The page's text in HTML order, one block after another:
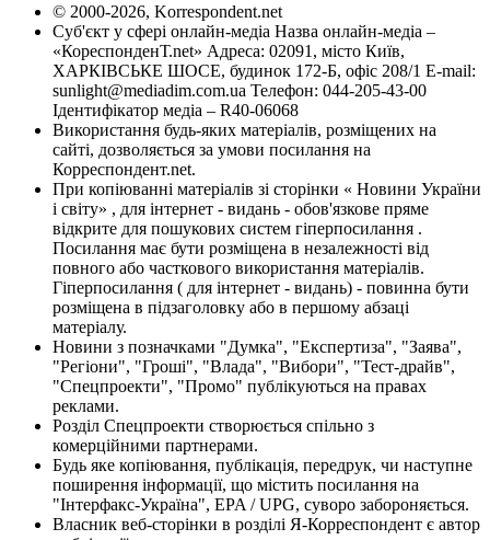
© 2000-2026, Korrespondent.net
Суб'єкт у сфері онлайн-медіа Назва онлайн-медіа –
«КореспонденТ.net» Адреса: 02091, місто Київ,
ХАРКІВСЬКЕ ШОСЕ, будинок 172-Б, офіс 208/1 E-mail:
sunlight@mediadim.com.ua Телефон: 044-205-43-00
Ідентифікатор медіа – R40-06068
Використання будь-яких матеріалів, розміщених на
сайті, дозволяється за умови посилання на
Корреспондент.net.
При копіюванні матеріалів зі сторінки « Новини України
і світу» , для інтернет - видань - обов'язкове пряме
відкрите для пошукових систем гіперпосилання .
Посилання має бути розміщена в незалежності від
повного або часткового використання матеріалів.
Гіперпосилання ( для інтернет - видань) - повинна бути
розміщена в підзаголовку або в першому абзаці
матеріалу.
Новини з позначками "Думка", "Експертиза", "Заява",
"Регіони", "Гроші", "Влада", "Вибори", "Тест-драйв",
"Спецпроекти", "Промо" публікуються на правах
реклами.
Розділ Спецпроекти створюється спільно з
комерційними партнерами.
Будь яке копіювання, публікація, передрук, чи наступне
поширення інформації, що містить посилання на
"Інтерфакс-Україна", EPA / UPG, суворо забороняється.
Власник веб-сторінки в розділі Я-Корреспондент є автор